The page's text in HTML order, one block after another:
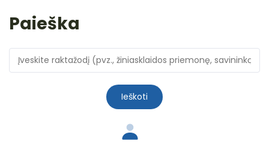
Paieška
Ieškoti